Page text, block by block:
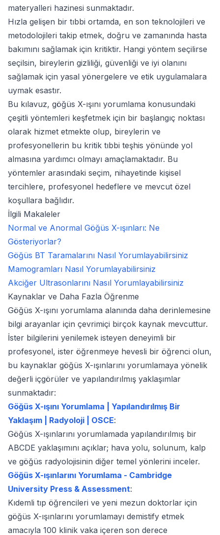
materyalleri hazinesi sunmaktadır.
Hızla gelişen bir tıbbi ortamda, en son teknolojileri ve
metodolojileri takip etmek, doğru ve zamanında hasta
bakımını sağlamak için kritiktir. Hangi yöntem seçilirse
seçilsin, bireylerin gizliliği, güvenliği ve iyi olanını
sağlamak için yasal yönergelere ve etik uygulamalara
uymak esastır.
Bu kılavuz, göğüs X-ışını yorumlama konusundaki
çeşitli yöntemleri keşfetmek için bir başlangıç noktası
olarak hizmet etmekte olup, bireylerin ve
profesyonellerin bu kritik tıbbi teşhis yönünde yol
almasına yardımcı olmayı amaçlamaktadır. Bu
yöntemler arasındaki seçim, nihayetinde kişisel
tercihlere, profesyonel hedeflere ve mevcut özel
koşullara bağlıdır.
İlgili Makaleler
Normal ve Anormal Göğüs X-ışınları: Ne
Gösteriyorlar?
Göğüs BT Taramalarını Nasıl Yorumlayabilirsiniz
Mamogramları Nasıl Yorumlayabilirsiniz
Akciğer Ultrasonlarını Nasıl Yorumlayabilirsiniz
Kaynaklar ve Daha Fazla Öğrenme
Göğüs X-ışını yorumlama alanında daha derinlemesine
bilgi arayanlar için çevrimiçi birçok kaynak mevcuttur.
İster bilgilerini yenilemek isteyen deneyimli bir
profesyonel, ister öğrenmeye hevesli bir öğrenci olun,
bu kaynaklar göğüs X-ışınlarını yorumlamaya yönelik
değerli içgörüler ve yapılandırılmış yaklaşımlar
sunmaktadır:
Göğüs X-ışını Yorumlama | Yapılandırılmış Bir
Yaklaşım | Radyoloji | OSCE:
Göğüs X-ışınlarını yorumlamada yapılandırılmış bir
ABCDE yaklaşımını açıklar; hava yolu, solunum, kalp
ve göğüs radyolojisinin diğer temel yönlerini inceler.
Göğüs X-ışınlarını Yorumlama - Cambridge
University Press & Assessment:
Kıdemli tıp öğrencileri ve yeni mezun doktorlar için
göğüs X-ışınlarını yorumlamayı demistify etmek
amacıyla 100 klinik vaka içeren son derece